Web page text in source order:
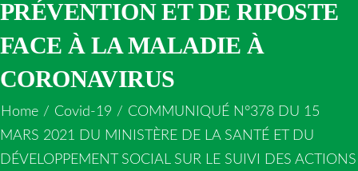
PRÉVENTION ET DE RIPOSTE
FACE À LA MALADIE À
CORONAVIRUS
Home / Covid-19 / COMMUNIQUÉ N°378 DU 15
MARS 2021 DU MINISTÈRE DE LA SANTÉ ET DU
DÉVELOPPEMENT SOCIAL SUR LE SUIVI DES ACTIONS